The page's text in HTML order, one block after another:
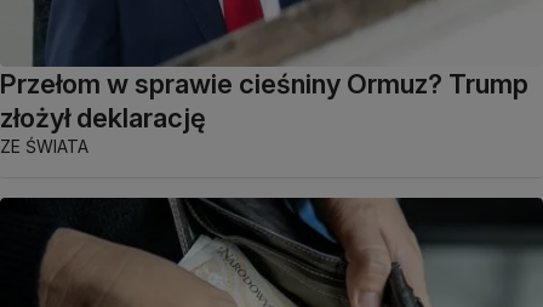
Przełom w sprawie cieśniny Ormuz? Trump
złożył deklarację
ZE ŚWIATA